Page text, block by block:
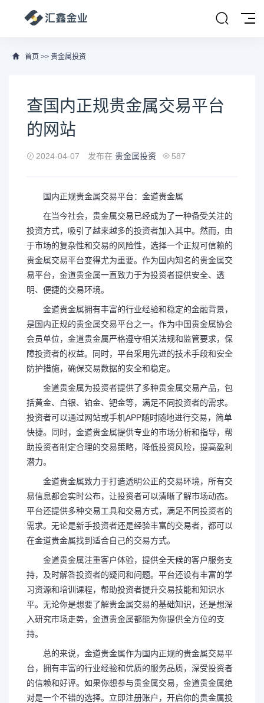
首页 >> 贵金属投资
查国内正规贵金属交易平台
的网站
2024-04-07 发布在 贵金属投资 587
国内正规贵金属交易平台：金道贵金属
在当今社会，贵金属交易已经成为了一种备受关注的
投资方式，吸引了越来越多的投资者加入其中。然而，由
于市场的复杂性和交易的风险性，选择一个正规可信赖的
贵金属交易平台变得尤为重要。作为国内知名的贵金属交
易平台，金道贵金属一直致力于为投资者提供安全、透
明、便捷的交易环境。
金道贵金属拥有丰富的行业经验和稳定的金融背景，
是国内正规的贵金属交易平台之一。作为中国贵金属协会
会员单位，金道贵金属严格遵守相关法规和监管要求，保
障投资者的权益。同时，平台采用先进的技术手段和安全
防护措施，确保交易数据的安全和稳定。
金道贵金属为投资者提供了多种贵金属交易产品，包
括黄金、白银、铂金、钯金等，满足不同投资者的需求。
投资者可以通过网站或手机APP随时随地进行交易，简单
快捷。同时，金道贵金属提供专业的市场分析和指导，帮
助投资者制定合理的交易策略，降低投资风险，提高盈利
潜力。
金道贵金属致力于打造透明公正的交易环境，所有交
易信息都会实时公布，让投资者可以清晰了解市场动态。
平台还提供多种交易工具和交易方式，满足不同投资者的
需求。无论是新手投资者还是经验丰富的交易者，都可以
在金道贵金属找到适合自己的交易方式。
金道贵金属注重客户体验，提供全天候的客户服务支
持，及时解答投资者的疑问和问题。平台还设有丰富的学
习资源和培训课程，帮助投资者提升交易技能和知识水
平。无论你是想要了解贵金属交易的基础知识，还是想深
入研究市场走势，金道贵金属都能为你提供全方位的支
持。
总的来说，金道贵金属作为国内正规的贵金属交易平
台，拥有丰富的行业经验和优质的服务品质，深受投资者
的信赖和好评。如果你想参与贵金属交易，金道贵金属绝
对是一个不错的选择。立即注册账户，开启你的贵金属投